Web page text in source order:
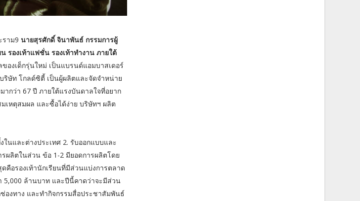
าม9 นายสุรศักดิ์ จินาพันธ์ กรรมการผู้
รองเท้าแฟชั่น รองเท้าทำงาน ภายใต้
ของเด็กรุ่นใหม่ เป็นแบรนด์แอมบาสเดอร์
ริษัท โกลด์ซิตี้ เป็นผู้ผลิตและจัดจำหน่าย
ากว่า 67 ปี ภายใต้แรงบันดาลใจที่อยาก
หตุสมผล และซื้อได้ง่าย บริษัทฯ ผลิต
นและต่างประเทศ 2. รับออกแบบและ
ผลิตในส่วน ข้อ 1-2 มียอดการผลิตโดย
อรองเท้านักเรียนที่มีส่วนแบ่งการตลาด
5,000 ล้านบาท และปีนี้คาดว่าจะมีส่วน
องทาง และทำกิจกรรมสื่อประชาสัมพันธ์